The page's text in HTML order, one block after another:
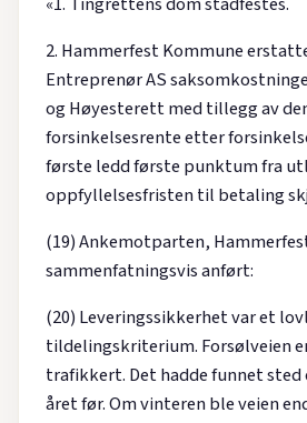
2. Hammerfest Kommune
Entreprenør AS
og Høyesterett med tillegg av
forsinkelsesrente etter
første ledd første punktum fra
oppfyllelsesfristen til betaling
(19) Ankemotparten,
sammenfatningsvis anført:
(20) Leveringssikkerhet var et
tildelingskriterium. Forsølveien
trafikkert. Det hadde funnet sted
året før. Om vinteren ble veien